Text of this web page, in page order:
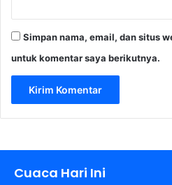
Simpan nama, email, dan situs
untuk komentar saya berikutnya.
Cuaca Hari Ini